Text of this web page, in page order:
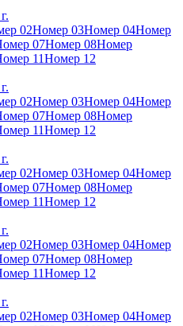
02Номер 03Номер 04Номер
07Номер 08Номер
11Номер 12
02Номер 03Номер 04Номер
07Номер 08Номер
11Номер 12
02Номер 03Номер 04Номер
07Номер 08Номер
11Номер 12
02Номер 03Номер 04Номер
07Номер 08Номер
11Номер 12
02Номер 03Номер 04Номер